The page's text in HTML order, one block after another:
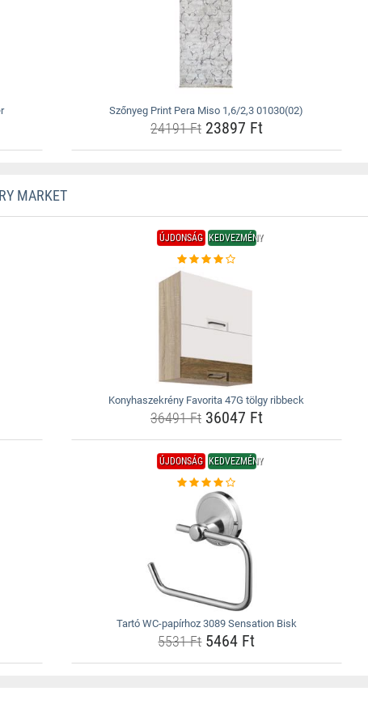
Szőnyeg Print Pera Miso 1,6/2,3 01030(02)
24191 Ft23897 Ft
MARKET
ÚJDONSÁG KEDVEZMÉNY
Konyhaszekrény Favorita 47G tölgy ribbeck
36491 Ft36047 Ft
ÚJDONSÁG KEDVEZMÉNY
Tartó WC-papírhoz 3089 Sensation Bisk
5531 Ft5464 Ft